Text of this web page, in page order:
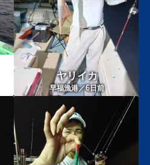
ヤリイカ
早福漁港／6日前